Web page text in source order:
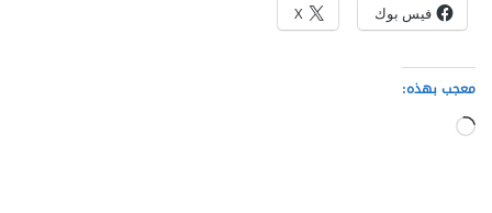
فيس بوك X
معجب بهذه:
جاري